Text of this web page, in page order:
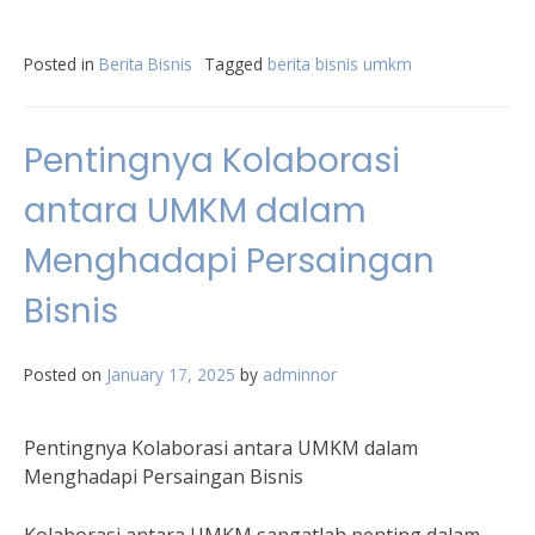
Posted in Berita Bisnis Tagged berita bisnis umkm
Pentingnya Kolaborasi
antara UMKM dalam
Menghadapi Persaingan
Bisnis
Posted on January 17, 2025 by adminnor
Pentingnya Kolaborasi antara UMKM dalam
Menghadapi Persaingan Bisnis